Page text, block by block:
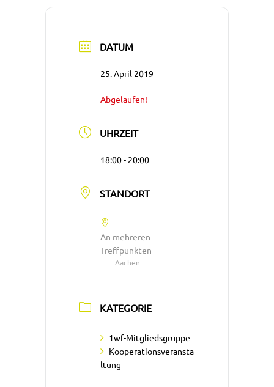
DATUM
25. April 2019
Abgelaufen!
UHRZEIT
18:00 - 20:00
STANDORT
An mehreren
Treffpunkten
Aachen
KATEGORIE
1wf-Mitgliedsgruppe
Kooperationsveransta
ltung